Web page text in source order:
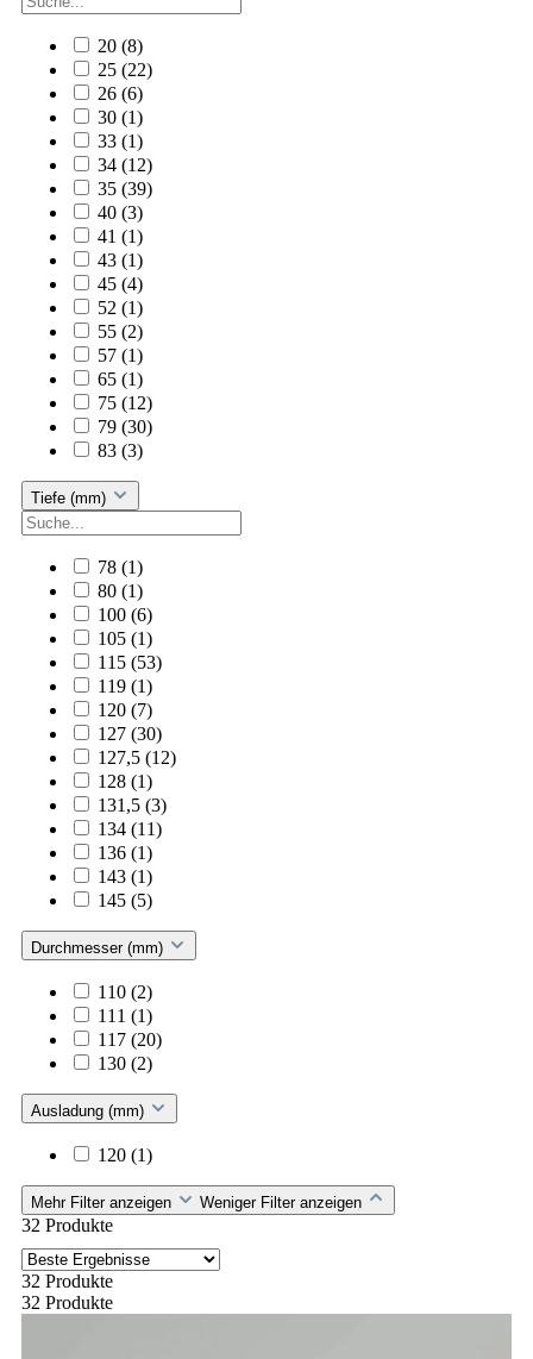
20 (8)
25 (22)
26 (6)
30 (1)
33 (1)
34 (12)
35 (39)
40 (3)
41 (1)
43 (1)
45 (4)
52 (1)
55 (2)
57 (1)
65 (1)
75 (12)
79 (30)
83 (3)
Tiefe (mm)
78 (1)
80 (1)
100 (6)
105 (1)
115 (53)
119 (1)
120 (7)
127 (30)
127,5 (12)
128 (1)
131,5 (3)
134 (11)
136 (1)
143 (1)
145 (5)
Durchmesser (mm)
110 (2)
111 (1)
117 (20)
130 (2)
Ausladung (mm)
120 (1)
Mehr Filter anzeigen Weniger Filter anzeigen
32 Produkte
32 Produkte
32 Produkte